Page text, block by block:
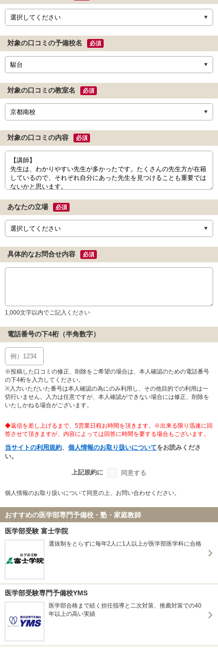
対象の口コミの予備校名 必須
対象の口コミの教室名 必須
対象の口コミの内容 必須
あなたの立場 必須
具体的なお問合せ内容 必須
1,000文字以内でご記入ください
電話番号の下4桁（半角数字）
※投稿した口コミの修正、削除をご希望の場合は、本人確認のための電話番号
の下4桁を入力してください。
※入力いただいた番号は本人確認の為にのみ利用し、その他目的での利用は一
切行いません。入力は任意ですが、本人確認ができない場合には修正、削除を
いたしかねる場合がございます。
◆返信を差し上げるまで、5営業日程お時間を頂きます。※出来る限り迅速に回
答させて頂きますが、内容によっては回答に時間を要する場合もございます。
当サイトの利用規約、 個人情報のお取り扱いについてをお読みくださ
い。
上記規約に 同意する
個人情報のお取り扱いについて同意の上、お問い合わせください。
おすすめの医学部専門予備校・塾・家庭教師
医学部受験 富士学院
選抜制をとらずに毎年2人に1人以上が医学部医学科に合格
医学部受験専門予備校YMS
医学部合格まで続く担任指導と二次対策、推薦対策での40
年以上の高い実績